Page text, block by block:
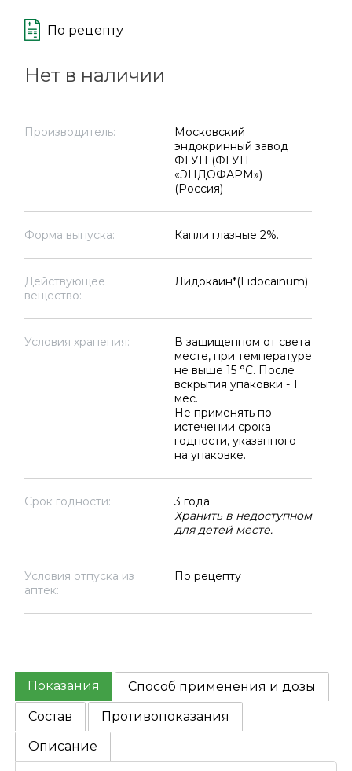
По рецепту
Нет в наличии
Производитель:
Московский
эндокринный завод
ФГУП (ФГУП
«ЭНДОФАРМ»)
(Россия)
Форма выпуска: Капли глазные 2%.
Действующее
вещество:
Лидокаин*(Lidocainum)
Условия хранения:
В защищенном от света
месте, при температуре
не выше 15 °C. После
вскрытия упаковки - 1
мес.
Не применять по
истечении срока
годности, указанного
на упаковке.
Срок годности:
3 года
Хранить в недоступном
для детей месте.
Условия отпуска из
аптек:
По рецепту
Показания
Способ применения и дозы
Состав
Противопоказания
Описание